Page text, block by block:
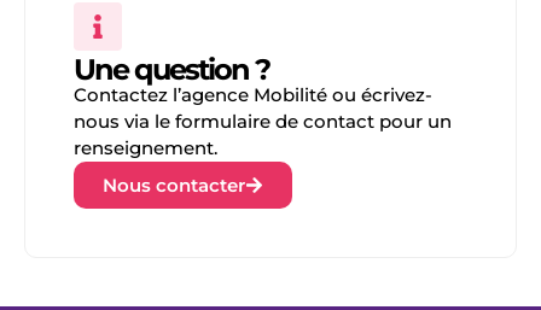
Une question ?
Contactez l’agence Mobilité ou écrivez-
nous via le formulaire de contact pour un
renseignement.
Nous contacter